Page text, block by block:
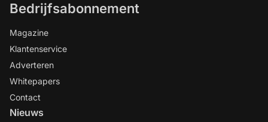
Bedrijfsabonnement
Magazine
Klantenservice
Adverteren
Whitepapers
Contact
Nieuws